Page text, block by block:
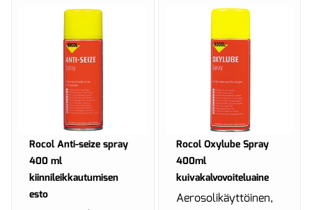
Rocol Anti-seize spray
400 ml
kiinnileikkautumisen
esto
Rocol Oxylube Spray
400ml
kuivakalvovoiteluaine
Aerosolikäyttöinen,